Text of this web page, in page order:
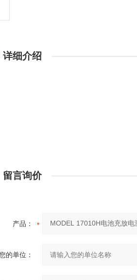
详细介绍
留言询价
产品：
的单位：